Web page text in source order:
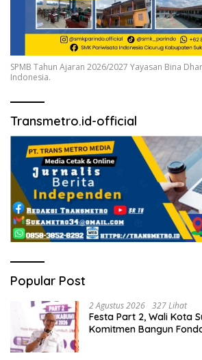
SPMB Tahun Ajaran 2026/2027 Yayasan Bina
Indonesia.
Transmetro.id-official
Popular Post
2 Agustus 2026 327 Lihat
Festa Part 2, Wali Kota
Komitmen Bangun